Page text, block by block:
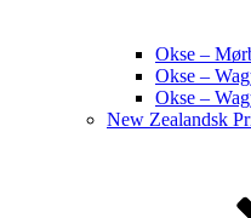
Okse –
Okse –
Okse –
New Zealandsk